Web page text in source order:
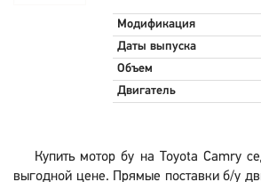
Модификация
Даты выпуска
Объем
Двигатель
Купить мотор бу на Toyota Camry
выгодной цене. Прямые поставки б/у